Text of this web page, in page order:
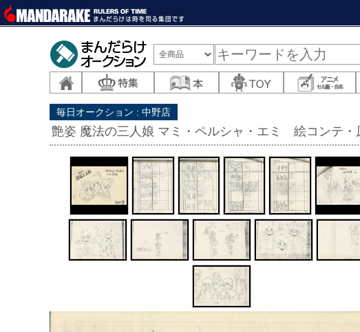
毎日オークション : 中野店
艶姿 魔法の三人娘 マミ・ペルシャ・エミ 絵コンテ・